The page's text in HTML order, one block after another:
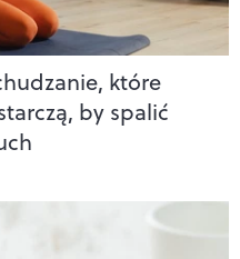
które
by spalić